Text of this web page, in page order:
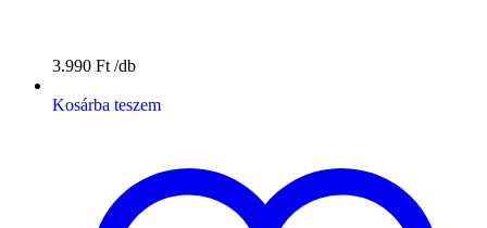
3.990 Ft
Kosárba teszem